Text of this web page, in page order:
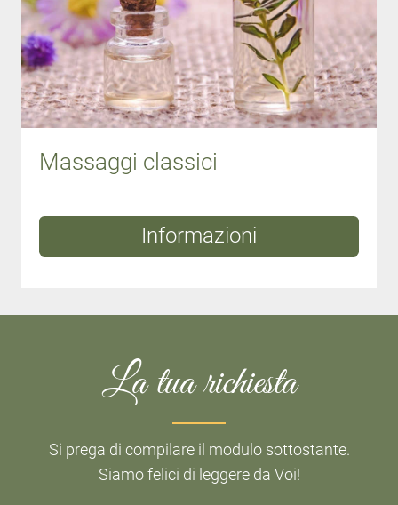
Massaggi classici
Informazioni
La tua richiesta
Si prega di compilare il modulo sottostante.
Siamo felici di leggere da Voi!